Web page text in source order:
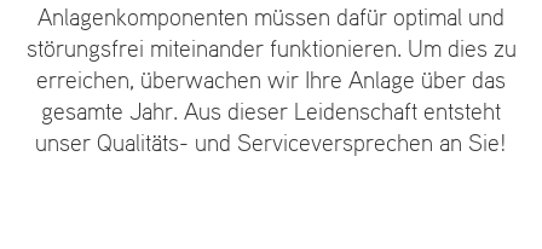
Anlagenkomponenten müssen dafür optimal und
störungsfrei miteinander funktionieren. Um dies zu
erreichen, überwachen wir Ihre Anlage über das
gesamte Jahr. Aus dieser Leidenschaft entsteht
unser Qualitäts- und Serviceversprechen an Sie!